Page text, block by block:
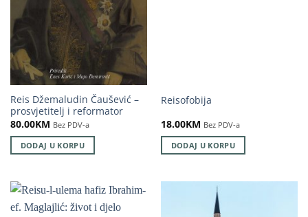
Reis Džemaludin Čaušević –
prosvjetitelj i reformator
80.00KM Bez PDV-a
DODAJ U KORPU
Reisofobija
18.00KM Bez PDV-a
DODAJ U KORPU